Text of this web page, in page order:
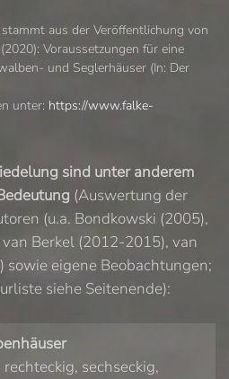
aus der Veröffentlichung von
Voraussetzungen für eine
und Seglerhäuser (In: Der
unter: https://www.falke-
sind unter anderem
(Auswertung der
(u.a. Bondkowski (2005),
Berkel (2012-2015), van
sowie eigene Beobachtungen;
siehe Seitenende):
sechseckig,